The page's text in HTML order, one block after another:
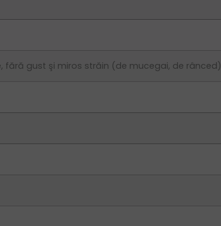
fără gust şi miros străin (de mucegai, de rânced)